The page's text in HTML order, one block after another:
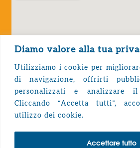
Diamo valore alla tua
Utilizziamo i cookie per
di navigazione, offrirti
personalizzati e analizzare
Cliccando “Accetta tutti”,
utilizzo dei cookie.
Accettare tutto
Privacy Policy